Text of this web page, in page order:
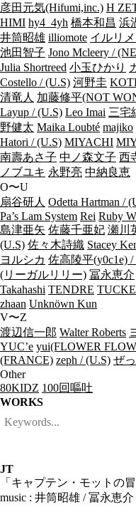
彦田元気(Hifumi,inc.) H
HIMI hy4_4yh 橋本和昌 浜
井筒昭雄 illiomote イルリ
池田智子 Jono Mcleery /
Julia Shortreed 小玉ひかり
Costello / (U.S) 河野圭
清竜人 加藤修平(NOT
Layup / (U.S) Leo Imai 三宅
野健太 Maika Loubté majiko
Hatori / (U.S) MIYACHI
南壽あさ子 中ノ森文子 西
ノブユキ 永野亮 中納良恵
O〜U
扇谷研人 Odetta Hartman /
Pa’s Lam System Rei Ruby
島津亜矢 佐藤千亜妃 瀬川
(U.S) 佐々木詩織 Stacey
ヨルシカ 佐高陵平(y0c1e)
(リーガルリリー) 冨永恵介
Takahashi TENDRE
zhaan Unknöwn Kun
V〜Z
渡辺信一郎 Walter Roberts
YUC’e yui(FLOWER
(FRANCE) zeph / (U.S) ぜ
Other
80KIDZ 100回嘔吐
WORKS
JT
「キャプテン・モットの
music : 井筒昭雄 / 冨永恵介